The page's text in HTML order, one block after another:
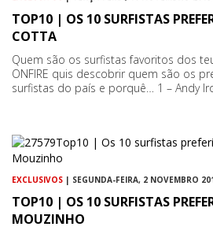
TOP10 | OS 10 SURFISTAS
COTTA
Quem são os surfistas favoritos dos
ONFIRE quis descobrir quem são os
surfistas do país e porquê… 1 – Andy
EXCLUSIVOS | SEGUNDA-FEIRA, 2 NOVEMBRO
TOP10 | OS 10 SURFISTAS
MOUZINHO